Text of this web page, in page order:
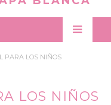
PARA LOS NIÑOS
LOS NIÑOS